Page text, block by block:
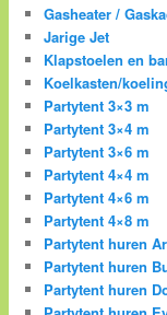
Gasheater /
Jarige Jet
Klapstoelen en
Koelkasten/
Partytent 3×3 m
Partytent 3×4 m
Partytent 3×6 m
Partytent 4×4 m
Partytent 4×6 m
Partytent 4×8 m
Partytent huren
Partytent huren
Partytent huren